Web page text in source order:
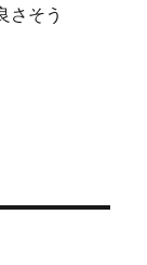
さそう